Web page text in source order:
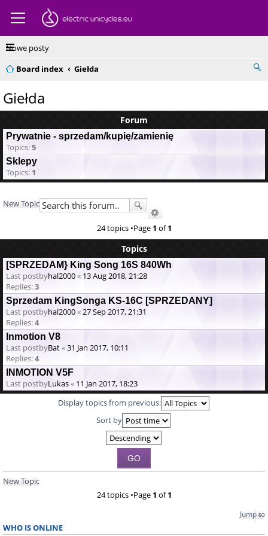
Nowe posty
Board index
Giełda
Giełda
Forum
Prywatnie - sprzedam/kupię/zamienię
Topics:5
Sklepy
Topics: 1
New Topic
24 topics •Page 1 of1
Topics
[SPRZEDAM} King Song 16S 840Wh
Last postbyhal2000« 13 Aug 2018, 21:28
Replies:3
Sprzedam KingSonga KS-16C [SPRZEDANY]
Last postbyhal2000«27 Sep 2017, 21:31
Replies:4
Inmotion V8
Last postbyBat«31 Jan 2017, 10:11
Replies:4
INMOTION V5F
Last postbyLukas« 11 Jan 2017, 18:23
Display topics from previous:
Sort by
New Topic
24 topics •Page 1 of1
Jump to
WHO IS ONLINE